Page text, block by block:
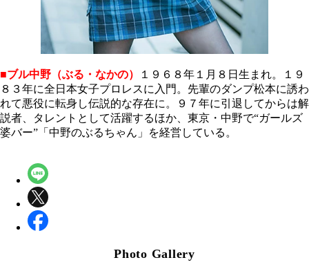
■ブル中野（ぶる・なかの）
１９６８年１月８日生まれ。１９
８３年に全日本女子プロレスに入門。先輩のダンプ松本に誘わ
れて悪役に転身し伝説的な存在に。９７年に引退してからは解
説者、タレントとして活躍するほか、東京・中野で“ガールズ
婆バー”「中野のぶるちゃん」を経営している。
Photo Gallery